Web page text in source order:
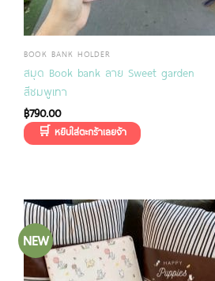
BOOK BANK HOLDER
สมุด Book bank ลาย Sweet garden
สีชมพูเทา
฿790.00
NEW